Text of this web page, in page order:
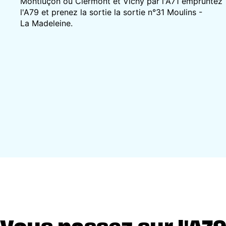
l'A79 et prenez la sortie la sortie n°31 Moulins -
La Madeleine.